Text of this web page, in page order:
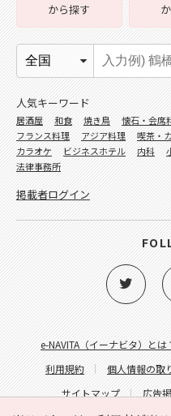
e-NAVITA（イーナビタ）とは
利用規約
個人情報の取
サイトマップ
広告
から探す
人気キーワード
居酒屋 和食 焼き鳥 懐石・会席
フランス料理
アジア料理 喫茶・
カラオケ
ビジネスホテル 内科
法律事務所
掲載者ログイン